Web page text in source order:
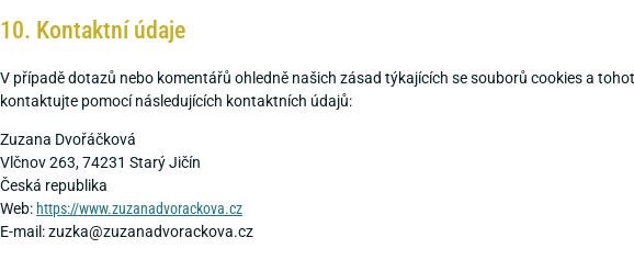
10. Kontaktní údaje
V případě dotazů nebo komentářů ohledně našich zásad týkajících se souborů cookies a
kontaktujte pomocí následujících kontaktních údajů:
Zuzana Dvořáčková
Vlčnov 263, 74231 Starý Jičín
Česká republika
Web: https://www.zuzanadvorackova.cz
E-mail:zuzka@zuzanadvorackova.cz